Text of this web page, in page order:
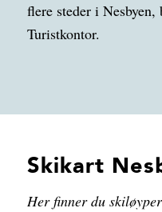
flere steder i Nesbyen,
Turistkontor.
Skikart
Her finner du